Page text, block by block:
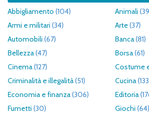
Abbigliamento (104) Animali
Armi e militari (34) Arte(37)
Automobili (67) Banca(81)
Bellezza(47) Borsa(61)
Cinema(127) Costume
Criminalità e illegalità(51) Cucina
Economia e finanza(306) Editoria
Fumetti (30) Giochi (64)